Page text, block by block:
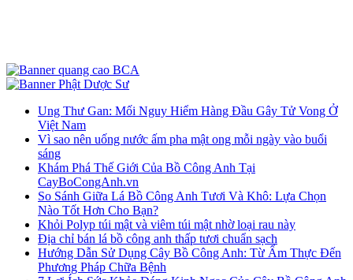
Ung Thư Gan: Mối Nguy Hiểm Hàng Đầu Gây Tử Vong Ở
Việt Nam
Vì sao nên uống nước ấm pha mật ong mỗi ngày vào buổi
sáng
Khám Phá Thế Giới Của Bồ Công Anh Tại
CayBoCongAnh.vn
So Sánh Giữa Lá Bồ Công Anh Tươi Và Khô: Lựa Chọn
Nào Tốt Hơn Cho Bạn?
Khỏi Polyp túi mật và viêm túi mật nhờ loại rau này
Địa chỉ bán lá bồ công anh thấp tươi chuẩn sạch
Hướng Dẫn Sử Dụng Cây Bồ Công Anh: Từ Ẩm Thực Đến
Phương Pháp Chữa Bệnh